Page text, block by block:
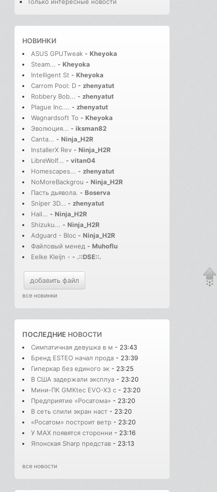
Только интересные новости
НОВИНКИ
ASUS GPUTweak - Kheyoka
Steam... - Kheyoka
Intelligent St - Kheyoka
Carrom Pool: D - zhenyatut
Robbery Bob... - zhenyatut
Plague Inc.... - zhenyatut
Wagnardsoft To - Kheyoka
Эволюция... - iksman82
Canta... - Ninja_H2R
InstallerX Rev - Ninja_H2R
LibreWolf... - vitan04
Homescapes... - zhenyatut
NoMoreBackgrou - Ninja_H2R
Пасть дьявола. - Boserva
Sniper 3D... - zhenyatut
Hail... - Ninja_H2R
Shizuku... - Ninja_H2R
Adguard - Bloc - Ninja_H2R
Файловый менед - Muhoflu
Eelke Kleijn - - .::DSE::.
добавить файл
все новинки
ПОСЛЕДНИЕ НОВОСТИ
Симпатичная девушка в м - 23:43
Бренд ESTEO начал прода - 23:39
Гиперкар без единого эк - 23:25
В США задержали эксплуа - 23:20
Мини-ПК GMKtec EVO-X3 с - 23:20
Предприятие «Росатома» - 23:20
В сеть слили экран наст - 23:20
«Росатом» построит ветр - 23:20
У MAX появятся сторонни - 23:16
Японская Sharp представ - 23:13
все новости